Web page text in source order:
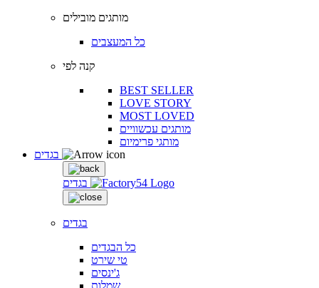
מותגים מובילים
כל המעצבים
קנה לפי
BEST SELLER
LOVE STORY
MOST LOVED
מותגים עכשוויים
מותגי פרימיום
בגדים
בגדים
כל הבגדים
טי שירט
ג'ינסים
שמלות